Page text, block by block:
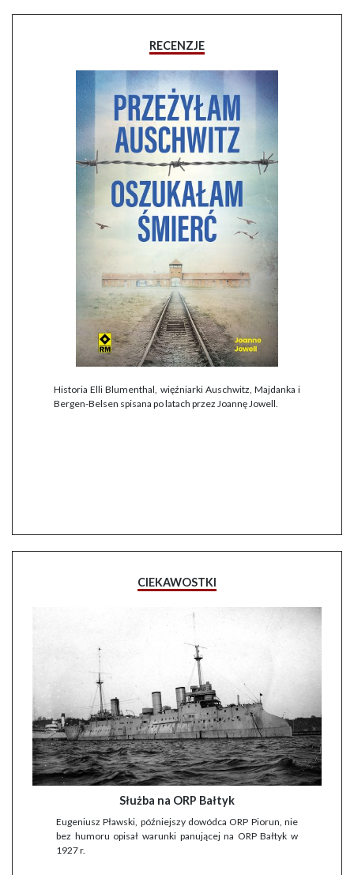
RECENZJE
Historia Elli Blumenthal, więźniarki Auschwitz, Majdanka i
Bergen-Belsen spisana po latach przez Joannę Jowell.
CIEKAWOSTKI
Służba na ORP Bałtyk
Eugeniusz Pławski, późniejszy dowódca ORP Piorun, nie
bez humoru opisał warunki panującej na ORP Bałtyk w
1927 r.